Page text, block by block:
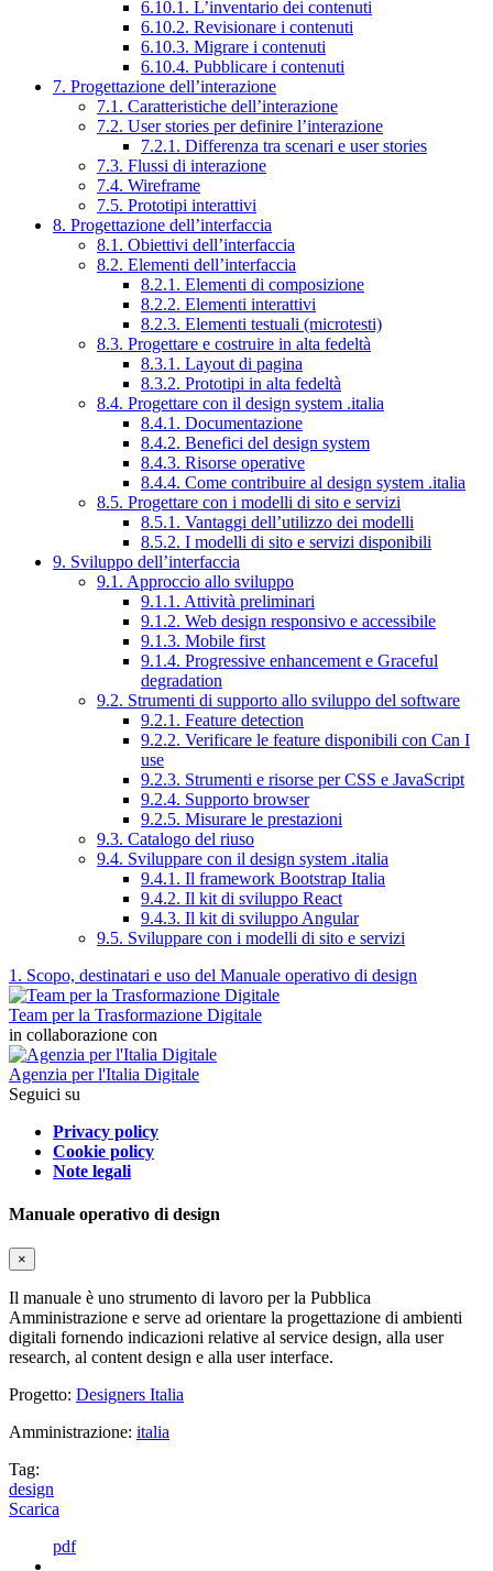
6.10.1. L’inventario dei contenuti
6.10.2. Revisionare i contenuti
6.10.3. Migrare i contenuti
6.10.4. Pubblicare i contenuti
7. Progettazione dell’interazione
7.1. Caratteristiche dell’interazione
7.2. User stories per definire l’interazione
7.2.1. Differenza tra scenari e user stories
7.3. Flussi di interazione
7.4. Wireframe
7.5. Prototipi interattivi
8. Progettazione dell’interfaccia
8.1. Obiettivi dell’interfaccia
8.2. Elementi dell’interfaccia
8.2.1. Elementi di composizione
8.2.2. Elementi interattivi
8.2.3. Elementi testuali (microtesti)
8.3. Progettare e costruire in alta fedeltà
8.3.1. Layout di pagina
8.3.2. Prototipi in alta fedeltà
8.4. Progettare con il design system .italia
8.4.1. Documentazione
8.4.2. Benefici del design system
8.4.3. Risorse operative
8.4.4. Come contribuire al design system .italia
8.5. Progettare con i modelli di sito e servizi
8.5.1. Vantaggi dell’utilizzo dei modelli
8.5.2. I modelli di sito e servizi disponibili
9. Sviluppo dell’interfaccia
9.1. Approccio allo sviluppo
9.1.1. Attività preliminari
9.1.2. Web design responsivo e accessibile
9.1.3. Mobile first
9.1.4. Progressive enhancement e Graceful
degradation
9.2. Strumenti di supporto allo sviluppo del software
9.2.1. Feature detection
9.2.2. Verificare le feature disponibili con Can I
use
9.2.3. Strumenti e risorse per CSS e JavaScript
9.2.4. Supporto browser
9.2.5. Misurare le prestazioni
9.3. Catalogo del riuso
9.4. Sviluppare con il design system .italia
9.4.1. Il framework Bootstrap Italia
9.4.2. Il kit di sviluppo React
9.4.3. Il kit di sviluppo Angular
9.5. Sviluppare con i modelli di sito e servizi
1. Scopo, destinatari e uso del Manuale operativo di design
Team per la Trasformazione Digitale
in collaborazione con
Agenzia per l'Italia Digitale
Seguici su
Privacy policy
Cookie policy
Note legali
Manuale operativo di design
×
Il manuale è uno strumento di lavoro per la Pubblica
Amministrazione e serve ad orientare la progettazione di ambienti
digitali fornendo indicazioni relative al service design, alla user
research, al content design e alla user interface.
Progetto: Designers Italia
Amministrazione: italia
Tag:
design
Scarica
pdf